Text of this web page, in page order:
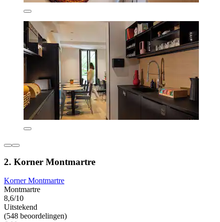
2. Korner Montmartre
Korner Montmartre
Montmartre
8,6/10
Uitstekend
(548 beoordelingen)